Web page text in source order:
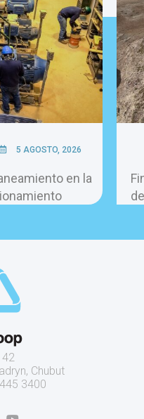
5 AGOSTO, 2026
en la
42
Chubut
3400